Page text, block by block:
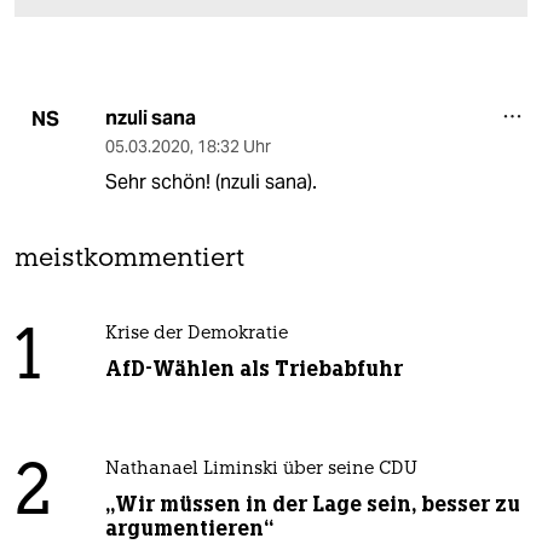
NS nzuli sana
05.03.2020, 18:32 Uhr
Sehr schön! (nzuli sana).
meistkommentiert
1 Krise der Demokratie
AfD-Wählen als Triebabfuhr
2 Nathanael Liminski über seine CDU
„Wir müssen in der Lage sein, besser zu
argumentieren“